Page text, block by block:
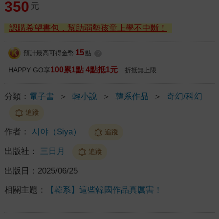
350 元
認購希望書包，幫助弱勢孩童上學不中斷！
預計最高可得金幣 15 點
HAPPY GO享100累1點 4點抵1元 折抵無上限
分類： 電子書 ＞ 輕小說 ＞ 韓系作品 ＞ 奇幻/科幻
追蹤
作者： 시야（Siya） 追蹤
出版社： 三日月 追蹤
出版日： 2025/06/25
相關主題： 【韓系】這些韓國作品真厲害！